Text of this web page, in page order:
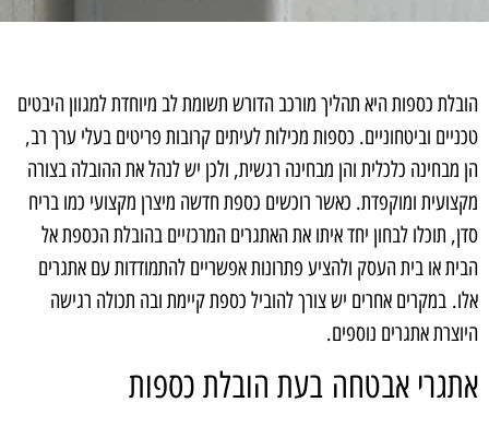
הובלת כספות היא תהליך מורכב הדורש תשומת לב מיוחדת למגוון היבטים
טכניים וביטחוניים. כספות מכילות לעיתים קרובות פריטים בעלי ערך רב,
הן מבחינה כלכלית והן מבחינה רגשית, ולכן יש לנהל את ההובלה בצורה
מקצועית ומוקפדת. כאשר רוכשים כספת חדשה מיצרן מקצועי כמו בריח
סדן, תוכלו לבחון יחד איתו את האתגרים המרכזיים בהובלת הכספת אל
הבית או בית העסק ולהציע פתרונות אפשריים להתמודדות עם אתגרים
אלו. במקרים אחרים יש צורך להוביל כספת קיימת ובה תכולה רגישה
היוצרת אתגרים נוספים.
אתגרי אבטחה בעת הובלת כספות